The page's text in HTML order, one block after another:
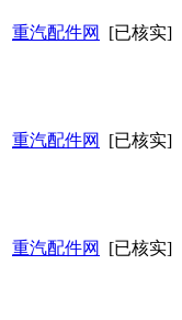
重汽配件网 [已核实]
重汽配件网 [已核实]
重汽配件网 [已核实]